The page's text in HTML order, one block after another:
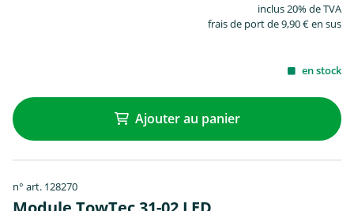
inclus 20% de TVA
frais de port de 9,90 € en sus
en stock
Ajouter au panier
n° art. 128270